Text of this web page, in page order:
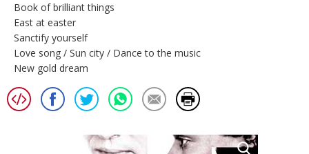
Book of brilliant things
East at easter
Sanctify yourself
Love song / Sun city / Dance to the music
New gold dream